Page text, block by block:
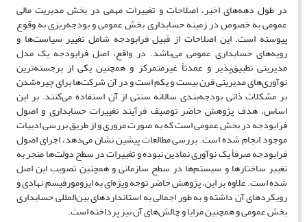
در طول دهه‌های اخیر، اصلاحات و تغییرات مهمی در بخش مدیریت مالی
عمومی به خصوص در زمینه حسابداری بخش عمومی و بودجه‌ریزی به وقوع
پیوسته است. این اصلاحات از قبیل فرابودجه شامل تغییر سیاست‌ها و
رویه‌های حسابداری عمومی می‌باشد. در واقع، اصل فرابودجه یک مدل
مدیریتی تطبیق‌پذیر و عمدتاً غیرمتمرکز و همچنین یکی از برجسته‌ترین
نوآوری‌های مدیریتی قرن بیست و یکم است و در آن شرکت‌ها برای چیره‌شدن
بر مشکلات ذاتی بودجه‌بندی سالانه سنتی از آن استفاده می‌کنند. بر این
اساس، هدف پژوهش حاضر توصیف فرآیند تغییرات حسابداری و اصول
فرابودجه در بخش عمومی است که به صورت مروری و از طریق بررسی ادبیات
موجود انجام شده است. بررسی مطالعات پیشین نشان می‌دهد، اجرای اصول
فرابودجه صرفاً یک نوآوری نمادین نبوده و تغییرات در سطح دولت‌ها منجر به
تغییر ساختارها و سیستم‌ها در سطح سازمانی و همچنین تصویب این اصل
شده است. علاوه بر این، پژوهش حاضر توجه ویژه‌ای به ایزومورفیسم نهادی و
رویکردهای آن داشته و به طور اجمالی به استانداردهای بین‌المللی حسابداری
بخش عمومی و همچنین مزایا و چالش‌های آن نیز پرداخته است.